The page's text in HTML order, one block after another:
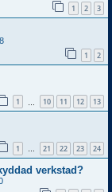
1 2 3
1 2
1 10 11 12 13
1 … 21 22 23 24
verkstad?